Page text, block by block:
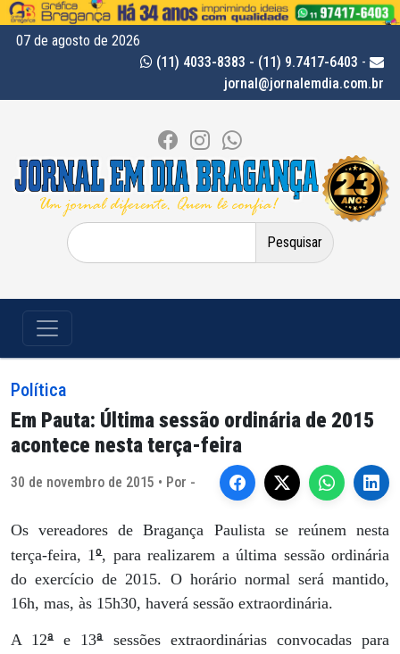
07 de agosto de 2026
(11) 4033-8383 - (11) 9.7417-6403 -
jornal@jornalemdia.com.br
Pesquisar
por:
Política
Em Pauta: Última sessão ordinária de 2015
acontece nesta terça-feira
30 de novembro de 2015 • Por -
Os vereadores de Bragança Paulista se reúnem nesta
terça-feira, 1º, para realizarem a última sessão ordinária
do exercício de 2015. O horário normal será mantido,
16h, mas, às 15h30, haverá sessão extraordinária.
A 12ªe 13ªsessões extraordinárias convocadas para